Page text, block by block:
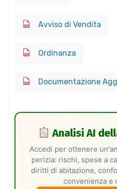
Avviso di Vendita
Ordinanza
Documentazione
Analisi AI
Accedi per ottenere
perizia: rischi, spese a
diritti di abitazione,
convenienza e